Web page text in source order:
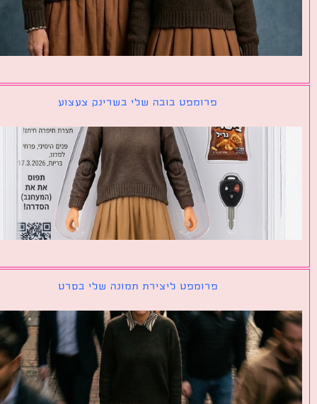
פרומפט בובה שלי בשרינק צעצוע
פרומפט ליצירת תמונה שלי בסרט